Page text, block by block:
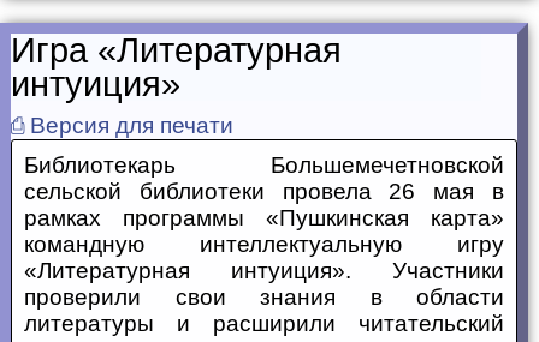
Игра «Литературная
интуиция»
⎙ Версия для печати
Библиотекарь Большемечетновской
сельской библиотеки провела 26 мая в
рамках программы «Пушкинская карта»
командную интеллектуальную игру
«Литературная интуиция». Участники
проверили свои знания в области
литературы и расширили читательский